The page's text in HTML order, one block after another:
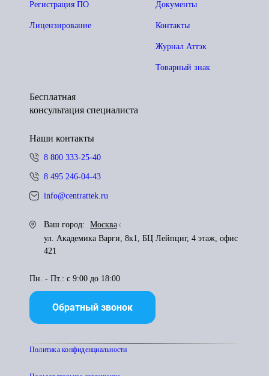
Документы
Контакты
Журнал Аттэк
Товарный знак
Регистрация ПО
Лицензирование
Бесплатная
консультация специалиста
Наши контакты
8 800 333-25-40
8 495 246-04-43
info@centrattek.ru
Ваш город:
Москва
ул. Академика Варги, 8к1, БЦ Лейпциг, 4 этаж, офис
421
Пн. - Пт.: с 9:00 до 18:00
Обратный звонок
Политика конфиденциальности